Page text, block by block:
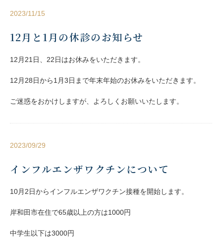
2023/11/15
12月と1月の休診のお知らせ
12月21日、22日はお休みをいただきます。
12月28日から1月3日まで年末年始のお休みをいただきます。
ご迷惑をおかけしますが、よろしくお願いいたします。
2023/09/29
インフルエンザワクチンについて
10月2日からインフルエンザワクチン接種を開始します。
岸和田市在住で65歳以上の方は1000円
中学生以下は3000円